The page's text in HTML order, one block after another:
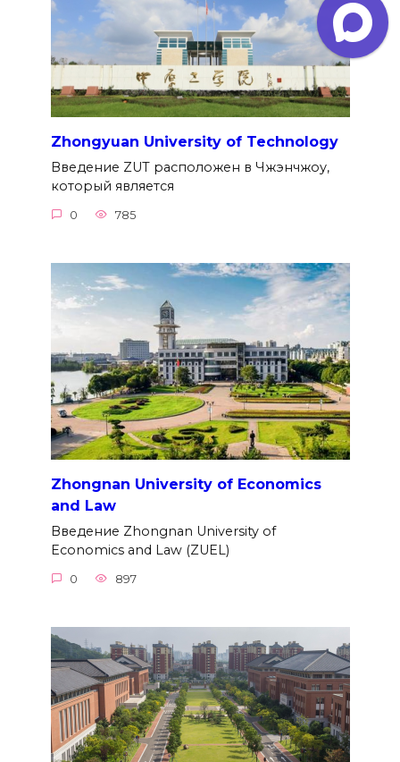
Zhongyuan University of Technology
Введение ZUT расположен в Чжэнчжоу,
который является
0 785
Zhongnan University of Economics
and Law
Введение Zhongnan University of
Economics and Law (ZUEL)
0 897